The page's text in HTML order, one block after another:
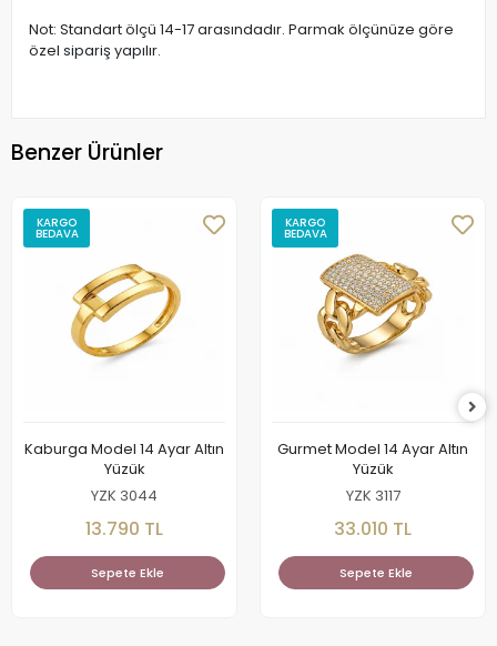
Not: Standart ölçü 14-17 arasındadır. Parmak ölçünüze göre
özel sipariş yapılır.
Benzer Ürünler
KARGO
BEDAVA
Kaburga Model 14 Ayar Altın
Yüzük
YZK 3044
13.790 TL
Sepete Ekle
KARGO
BEDAVA
Gurmet Model 14 Ayar Altın
Yüzük
YZK 3117
33.010 TL
Sepete Ekle